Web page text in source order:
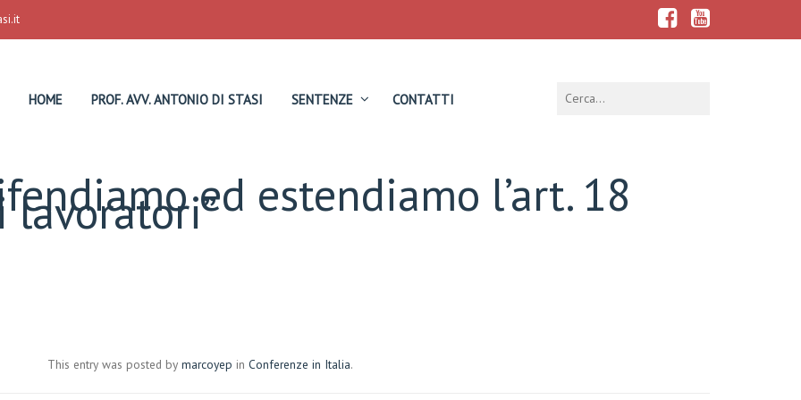
HOME PROF. AVV. ANTONIO DI STASI SENTENZE CONTATTI
ed estendiamo l’art. 18
This entry was posted by marcoyep in Conferenze in Italia.